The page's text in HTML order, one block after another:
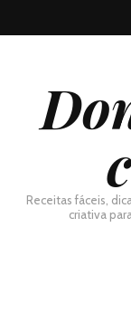
Receitas fáceis,
criativa